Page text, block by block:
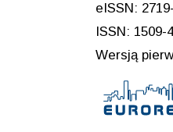
eISSN:
ISSN: 1509-
Wersją